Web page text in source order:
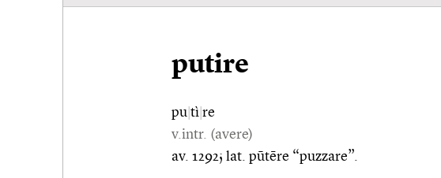
putire
pu tì re
v.intr. (avere)
av. 1292; lat. pūtēre “puzzare”.